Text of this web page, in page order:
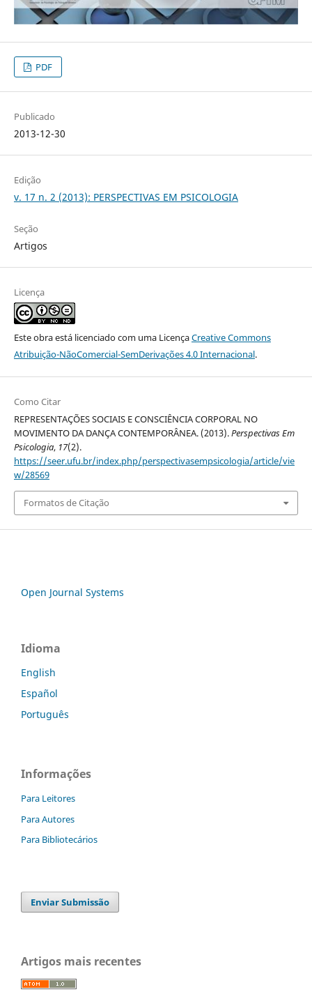
PDF
Publicado
2013-12-30
Edição
v. 17 n. 2 (2013): PERSPECTIVAS EM PSICOLOGIA
Seção
Artigos
Licença
Este obra está licenciado com uma LicençaCreative Commons
Atribuição-NãoComercial-SemDerivações 4.0 Internacional.
Como Citar
REPRESENTAÇÕES SOCIAIS E CONSCIÊNCIA CORPORAL NO
MOVIMENTO DA DANÇA CONTEMPORÂNEA. (2013).Perspectivas Em
Psicologia, 17(2).
https://seer.ufu.br/index.php/perspectivasempsicologia/article/vie
w/28569
Formatos de Citação
Open Journal Systems
Idioma
English
Español
Português
Informações
Para Leitores
Para Autores
Para Bibliotecários
Enviar Submissão
Artigos mais recentes